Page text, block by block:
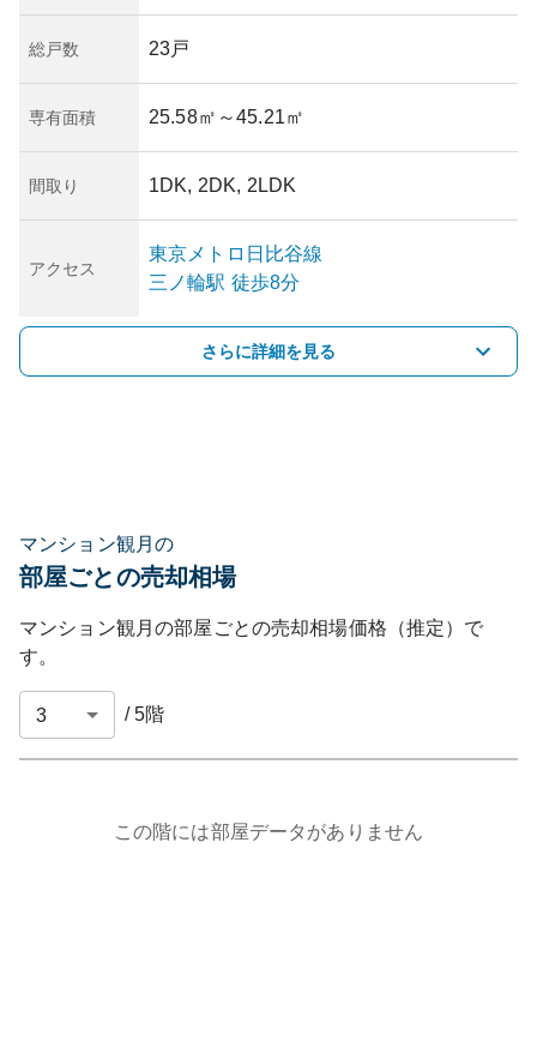
総戸数 23戸
専有面積 25.58㎡ ～45.21㎡
間取り 1DK, 2DK, 2LDK
アクセス
東京メトロ日比谷線
三ノ輪駅 徒歩8分
さらに詳細を見る
マンション観月の
部屋ごとの売却相場
マンション観月の部屋ごとの売却相場価格（推定）で
す。
/5階
この階には部屋データがありません